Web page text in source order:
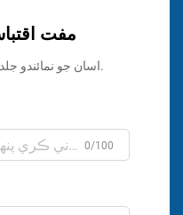
مفت
اسان جو نمائندو جلد ئي توهان سان رابطو ڪندو.
0/100